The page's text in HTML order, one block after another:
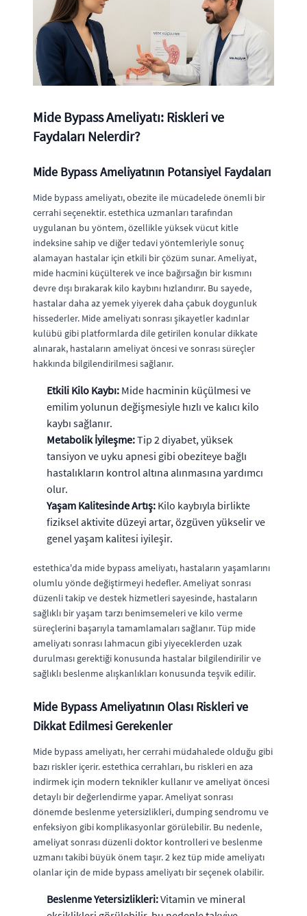
Mide Bypass Ameliyatı: Riskleri ve
Faydaları Nelerdir?
Mide Bypass Ameliyatının Potansiyel Faydaları
Mide bypass ameliyatı, obezite ile mücadelede önemli bir
cerrahi seçenektir. estethica uzmanları tarafından
uygulanan bu yöntem, özellikle yüksek vücut kitle
indeksine sahip ve diğer tedavi yöntemleriyle sonuç
alamayan hastalar için etkili bir çözüm sunar. Ameliyat,
mide hacmini küçülterek ve ince bağırsağın bir kısmını
devre dışı bırakarak kilo kaybını hızlandırır. Bu sayede,
hastalar daha az yemek yiyerek daha çabuk doygunluk
hissederler. Mide ameliyatı sonrası şikayetler kadınlar
kulübü gibi platformlarda dile getirilen konular dikkate
alınarak, hastaların ameliyat öncesi ve sonrası süreçler
hakkında bilgilendirilmesi sağlanır.
Etkili Kilo Kaybı: Mide hacminin küçülmesi ve
emilim yolunun değişmesiyle hızlı ve kalıcı kilo
kaybı sağlanır.
Metabolik İyileşme:Tip 2 diyabet, yüksek
tansiyon ve uyku apnesi gibi obeziteye bağlı
hastalıkların kontrol altına alınmasına yardımcı
olur.
Yaşam Kalitesinde Artış: Kilo kaybıyla birlikte
fiziksel aktivite düzeyi artar, özgüven yükselir ve
genel yaşam kalitesi iyileşir.
estethica'da mide bypass ameliyatı, hastaların yaşamlarını
olumlu yönde değiştirmeyi hedefler. Ameliyat sonrası
düzenli takip ve destek hizmetleri sayesinde, hastaların
sağlıklı bir yaşam tarzı benimsemeleri ve kilo verme
süreçlerini başarıyla tamamlamaları sağlanır. Tüp mide
ameliyatı sonrası lahmacun gibi yiyeceklerden uzak
durulması gerektiği konusunda hastalar bilgilendirilir ve
sağlıklı beslenme alışkanlıkları konusunda teşvik edilir.
Mide Bypass Ameliyatının Olası Riskleri ve
Dikkat Edilmesi Gerekenler
Mide bypass ameliyatı, her cerrahi müdahalede olduğu gibi
bazı riskler içerir. estethica cerrahları, bu riskleri en aza
indirmek için modern teknikler kullanır ve ameliyat öncesi
detaylı bir değerlendirme yapar. Ameliyat sonrası
dönemde beslenme yetersizlikleri, dumping sendromu ve
enfeksiyon gibi komplikasyonlar görülebilir. Bu nedenle,
ameliyat sonrası düzenli doktor kontrolleri ve beslenme
uzmanı takibi büyük önem taşır. 2 kez tüp mide ameliyatı
olanlar için de mide bypass ameliyatı bir seçenek olabilir.
Beslenme Yetersizlikleri:Vitamin ve mineral